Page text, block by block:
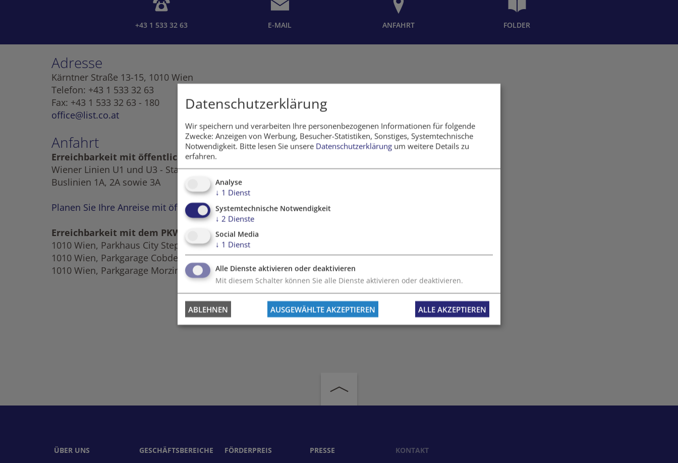
+43 1 533 32 63 E-MAIL ANFAHRT FOLDER
Adresse
Kärntner Straße 13-15, 1010 Wien
Telefon: +43 1 533 32 63
Fax: +43 1 533 32 63 - 180
office@list.co.at
Anfahrt
Erreichbarkeit mit öffentlichen Verkehrsmittel:
Wiener Linien U1 und U3 - Station Stephansplatz
Buslinien 1A, 2A sowie 3A
Planen Sie Ihre Anreise mit öffentlichen Verkehrsmittel
Erreichbarkeit mit dem PKW / Parkmöglichkeiten in der Nähe:
1010 Wien, Parkhaus City Stephansplatz (ca. 4 Gehminuten)
1010 Wien, Parkgarage Cobdengasse (ca. 8 Gehminuten)
1010 Wien, Parkgarage Morzinplatz / Franz Josefs Kai (ca. 11 Gehminuten)
ÜBER UNS GESCHÄFTSBEREICHE FÖRDERPREIS PRESSE
KONTAKT
Datenschutzerklärung
Wir speichern und verarbeiten Ihre personenbezogenen Informationen für folgende
Zwecke: Anzeigen von Werbung, Besucher-Statistiken, Sonstiges, Systemtechnische
Notwendigkeit. Bitte lesen Sie unsere Datenschutzerklärung um weitere Details zu
erfahren.
Analyse
↓ 1 Dienst
Systemtechnische Notwendigkeit
↓ 2 Dienste
Social Media
↓ 1 Dienst
Alle Dienste aktivieren oder deaktivieren
Mit diesem Schalter können Sie alle Dienste aktivieren oder deaktivieren.
ABLEHNEN AUSGEWÄHLTE AKZEPTIEREN ALLE AKZEPTIEREN